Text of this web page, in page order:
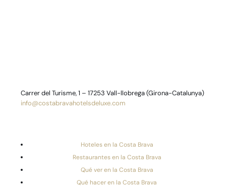
Carrer del Turisme, 1 – 17253 Vall-llobrega (Girona-Catalunya)
info@costabravahotelsdeluxe.com
Hoteles en la Costa Brava
Restaurantes en la Costa Brava
Qué ver en la Costa Brava
Qué hacer en la Costa Brava